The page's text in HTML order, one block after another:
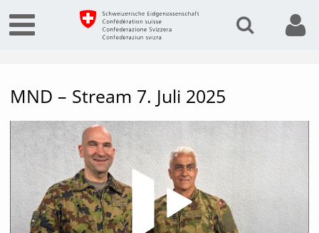
MND – Stream 7. Juli 2025